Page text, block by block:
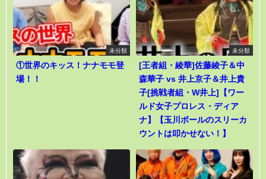
未分類
①世界のキッス！ナナモモ登
場！！
未分類
[王者組・綾華]佐藤綾子＆中
森華子 vs 井上京子＆井上貴
子[挑戦者組・W井上]【ワー
ルド女子プロレス・ディア
ナ】【玉川ボールのスリーカ
ウントは叩かせない！】